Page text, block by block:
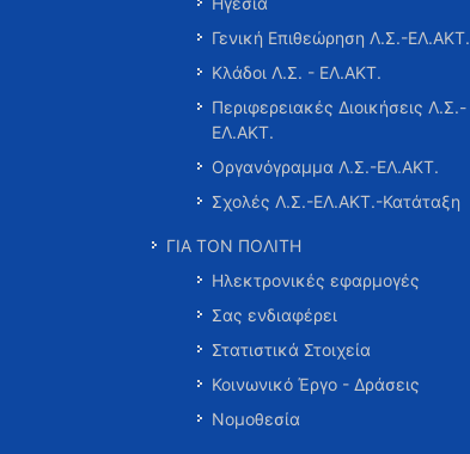
Γενική Επιθεώρηση Λ.Σ.-ΕΛ.ΑΚΤ.
Κλάδοι Λ.Σ. - ΕΛ.ΑΚΤ.
Περιφερειακές Διοικήσεις Λ.Σ.-
ΕΛ.ΑΚΤ.
Οργανόγραμμα Λ.Σ.-ΕΛ.ΑΚΤ.
Σχολές Λ.Σ.-ΕΛ.ΑΚΤ.-Κατάταξη
ΓΙΑ ΤΟΝ ΠΟΛΙΤΗ
Ηλεκτρονικές εφαρμογές
Σας ενδιαφέρει
Στατιστικά Στοιχεία
Κοινωνικό Έργο - Δράσεις
Νομοθεσία